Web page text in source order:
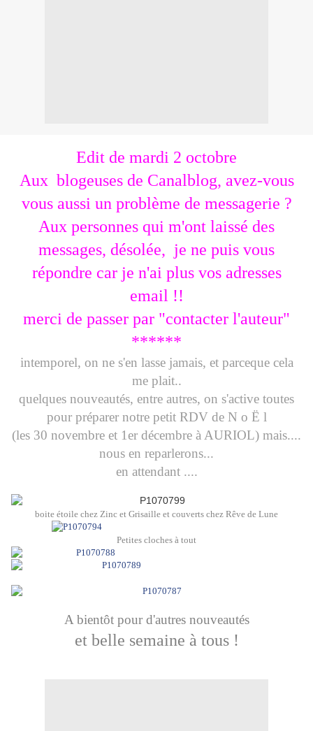
Edit de mardi 2 octobre
Aux blogeuses de Canalblog, avez-vous
vous aussi un problème de messagerie ?
Aux personnes qui m'ont laissé des
messages, désolée, je ne puis vous
répondre car je n'ai plus vos adresses
email !!
merci de passer par "contacter l'auteur"
******
intemporel, on ne s'en lasse jamais, et parceque cela
me plait..
quelques nouveautés, entre autres, on s'active toutes
pour préparer notre petit RDV de N o Ë l
(les 30 novembre et 1er décembre à AURIOL) mais....
nous en reparlerons...
en attendant ....
boite étoile chez Zinc et Grisaille et couverts chez Rêve de Lune
Petites cloches à tout
A bientôt pour d'autres nouveautés
et belle semaine à tous !